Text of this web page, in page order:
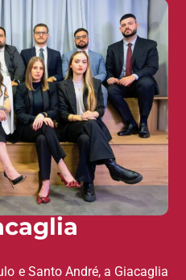
e Santo André, a Giacaglia